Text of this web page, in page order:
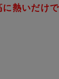
熱いだけ